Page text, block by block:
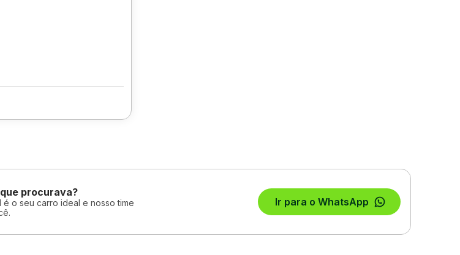
procurava?
o seu carro ideal e nosso time
Ir para o WhatsApp